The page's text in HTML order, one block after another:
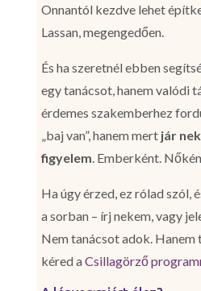
Onnantól kezdve lehet
Lassan, megengedően.
És ha szeretnél ebben
egy tanácsot, hanem valódi
érdemes szakemberhez
„baj van”, hanem mert jár
figyelem . Emberként.
Ha úgy érzed, ez rólad szól,
a sorban – írj nekem, vagy
Nem tanácsot adok. Hanem
kéred aCsillagörző